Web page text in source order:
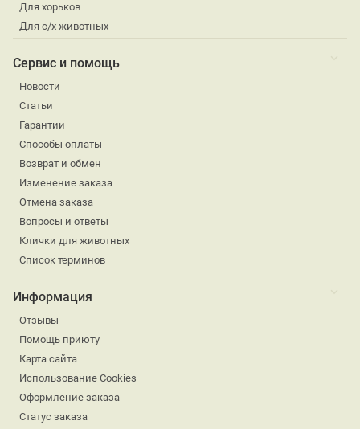
Для хорьков
Для с/х животных
Сервис и помощь
Новости
Статьи
Гарантии
Способы оплаты
Возврат и обмен
Изменение заказа
Отмена заказа
Вопросы и ответы
Клички для животных
Список терминов
Информация
Отзывы
Помощь приюту
Карта сайта
Использование Cookies
Оформление заказа
Статус заказа